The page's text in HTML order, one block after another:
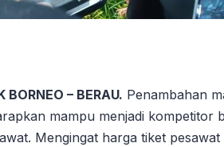
BORNEO – BERAU. Penambahan
mampu menjadi kompetitor
Mengingat harga tiket